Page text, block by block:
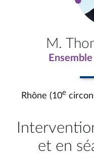
M.
Rhône (10e
et en